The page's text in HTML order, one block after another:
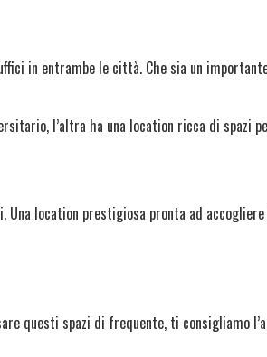
in entrambe le città. Che sia un
l’altra ha una location ricca di spazi
Una location prestigiosa pronta ad
questi spazi di frequente, ti consigliamo